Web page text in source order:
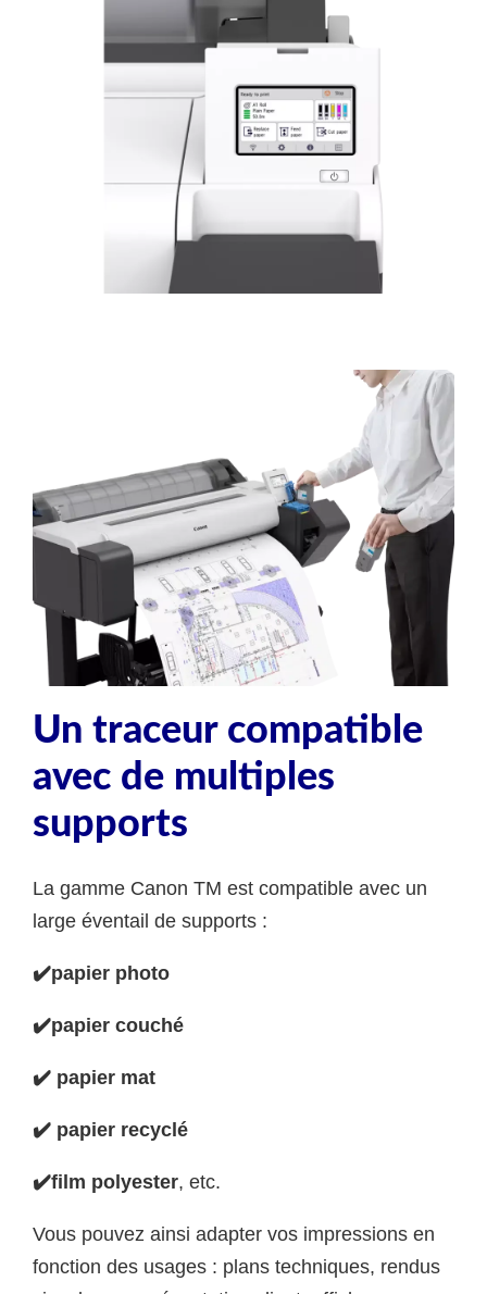
Un traceur compatible
avec de multiples
supports
La gamme Canon TM est compatible avec un
large éventail de supports :
✔️papier photo
✔️papier couché
✔️ papier mat
✔️ papier recyclé
✔️film polyester, etc.
Vous pouvez ainsi adapter vos impressions en
fonction des usages : plans techniques, rendus